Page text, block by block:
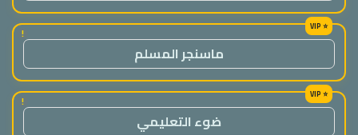
!
ماسنجر المسلم
!
ضوء التعليمي